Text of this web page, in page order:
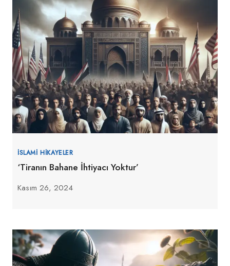
İSLAMI HIKAYELER
‘Tiranın Bahane İhtiyacı Yoktur’
Kasım 26, 2024